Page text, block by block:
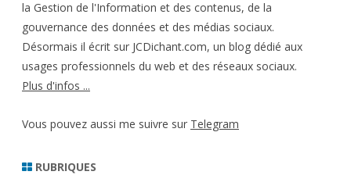
la Gestion de l'Information et des contenus, de la
gouvernance des données et des médias sociaux.
Désormais il écrit sur JCDichant.com, un blog dédié aux
usages professionnels du web et des réseaux sociaux.
Plus d'infos ...
Vous pouvez aussi me suivre sur Telegram
RUBRIQUES